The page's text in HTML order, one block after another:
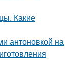
Какие
антоновкой на